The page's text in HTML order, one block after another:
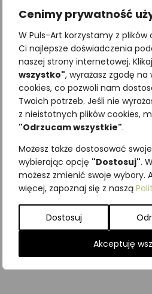
Cenimy prywatność
W Puls-Art korzystamy z plików
Ci najlepsze doświadczenia
naszej strony internetowej.
wszystko", wyrażasz zgodę
cookies, co pozwoli nam
Twoich potrzeb. Jeśli nie
z nieistotnych plików cookies,
"Odrzucam wszystkie".
Możesz także dostosować
wybierając opcję "Dostosuj".
możesz zmienić swoje wybory.
więcej, zapoznaj się z naszą
Dostosuj
Akceptuję
Sroka
430,50zł z VAT
Dodaj do koszyka